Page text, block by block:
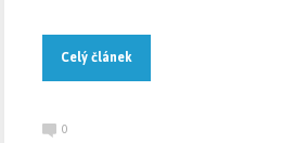
Celý článek
0